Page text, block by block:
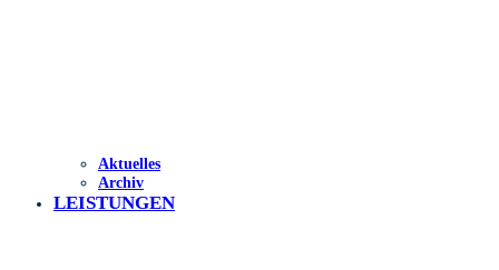
Aktuelles
Archiv
LEISTUNGEN